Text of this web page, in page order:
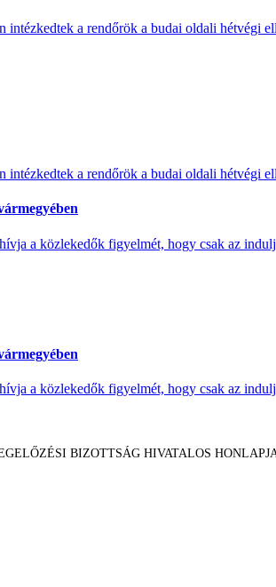
intézkedtek a rendőrök a budai oldali hétvégi
intézkedtek a rendőrök a budai oldali hétvégi
a közlekedők figyelmét, hogy csak az
a közlekedők figyelmét, hogy csak az
BIZOTTSÁG HIVATALOS